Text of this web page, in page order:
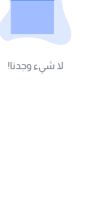
لا شيء وجدنا!